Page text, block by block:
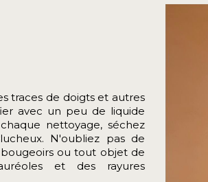
traces de doigts et autres
avec un peu de liquide
nettoyage, séchez
N'oubliez pas de
ou tout objet de
et des rayures